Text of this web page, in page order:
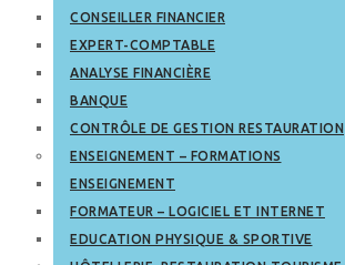
CONSEILLER FINANCIER
EXPERT-COMPTABLE
ANALYSE FINANCIÈRE
BANQUE
CONTRÔLE DE GESTION RESTAURATION
ENSEIGNEMENT – FORMATIONS
ENSEIGNEMENT
FORMATEUR – LOGICIEL ET INTERNET
EDUCATION PHYSIQUE & SPORTIVE